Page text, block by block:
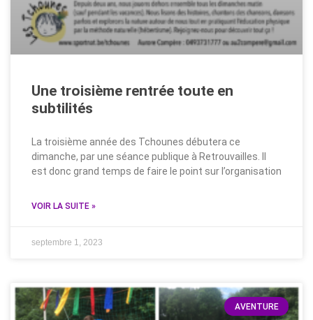
Une troisième rentrée toute en
subtilités
La troisième année des Tchounes débutera ce
dimanche, par une séance publique à Retrouvailles. Il
est donc grand temps de faire le point sur l’organisation
VOIR LA SUITE »
septembre 1, 2023
AVENTURE